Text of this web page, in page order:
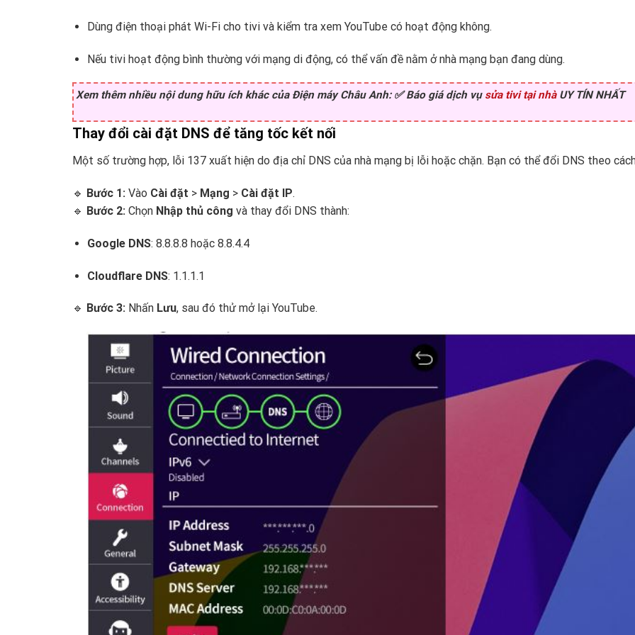
Dùng điện thoại phát Wi-Fi cho tivi và kiểm tra xem YouTube có hoạt động không.
Nếu tivi hoạt động bình thường với mạng di động, có thể vấn đề nằm ở nhà mạng bạn đang dùng.
Xem thêm nhiều nội dung hữu ích khác của Điện máy Châu Anh: ✅Báo giá dịch vụ sửa tivi tại nhàUY TÍN NHẤT
Thay đổi cài đặt DNS để tăng tốc kết nối
Một số trường hợp, lỗi 137 xuất hiện do địa chỉ DNS của nhà mạng bị lỗi hoặc chặn. Bạn có thể đổi DNS theo
🔹 Bước 1: Vào Cài đặt > Mạng > Cài đặt IP.
🔹 Bước 2: Chọn Nhập thủ công và thay đổi DNS thành:
Google DNS: 8.8.8.8 hoặc 8.8.4.4
Cloudflare DNS: 1.1.1.1
🔹 Bước 3: Nhấn Lưu, sau đó thử mở lại YouTube.